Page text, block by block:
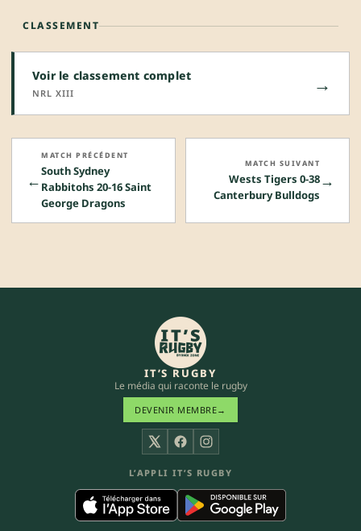
CLASSEMENT
Voir le classement complet
NRL XIII →
←
MATCH PRÉCÉDENT
South Sydney
Rabbitohs 20-16 Saint
George Dragons
→
MATCH SUIVANT
Wests Tigers 0-38
Canterbury Bulldogs
IT’S RUGBY
Le média qui raconte le rugby
DEVENIR MEMBRE→
X FacebookInstagram
L’APPLI IT’S RUGBY